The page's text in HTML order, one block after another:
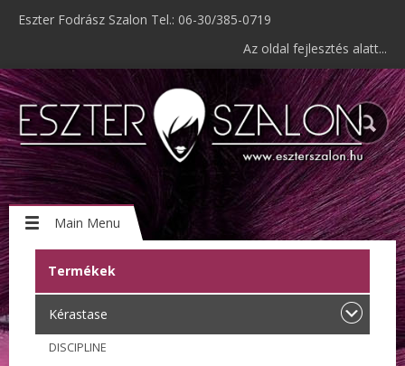
Eszter Fodrász Szalon Tel.: 06-30/385-0719
Az oldal fejlesztés alatt...
Main Menu
Termékek
Kérastase
DISCIPLINE